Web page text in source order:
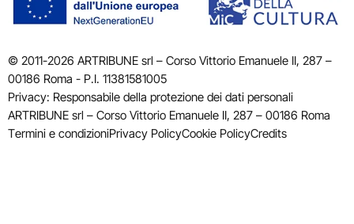
© 2011-2026 ARTRIBUNE srl – Corso Vittorio Emanuele II, 287 –
00186 Roma - P.I. 11381581005
Privacy: Responsabile della protezione dei dati personali
ARTRIBUNE srl – Corso Vittorio Emanuele II, 287 – 00186 Roma
Termini e condizioniPrivacy PolicyCookie PolicyCredits